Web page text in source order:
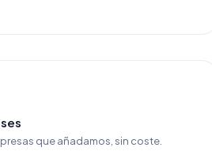
que añadamos, sin coste.